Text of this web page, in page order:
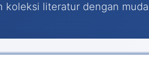
koleksi literatur dengan